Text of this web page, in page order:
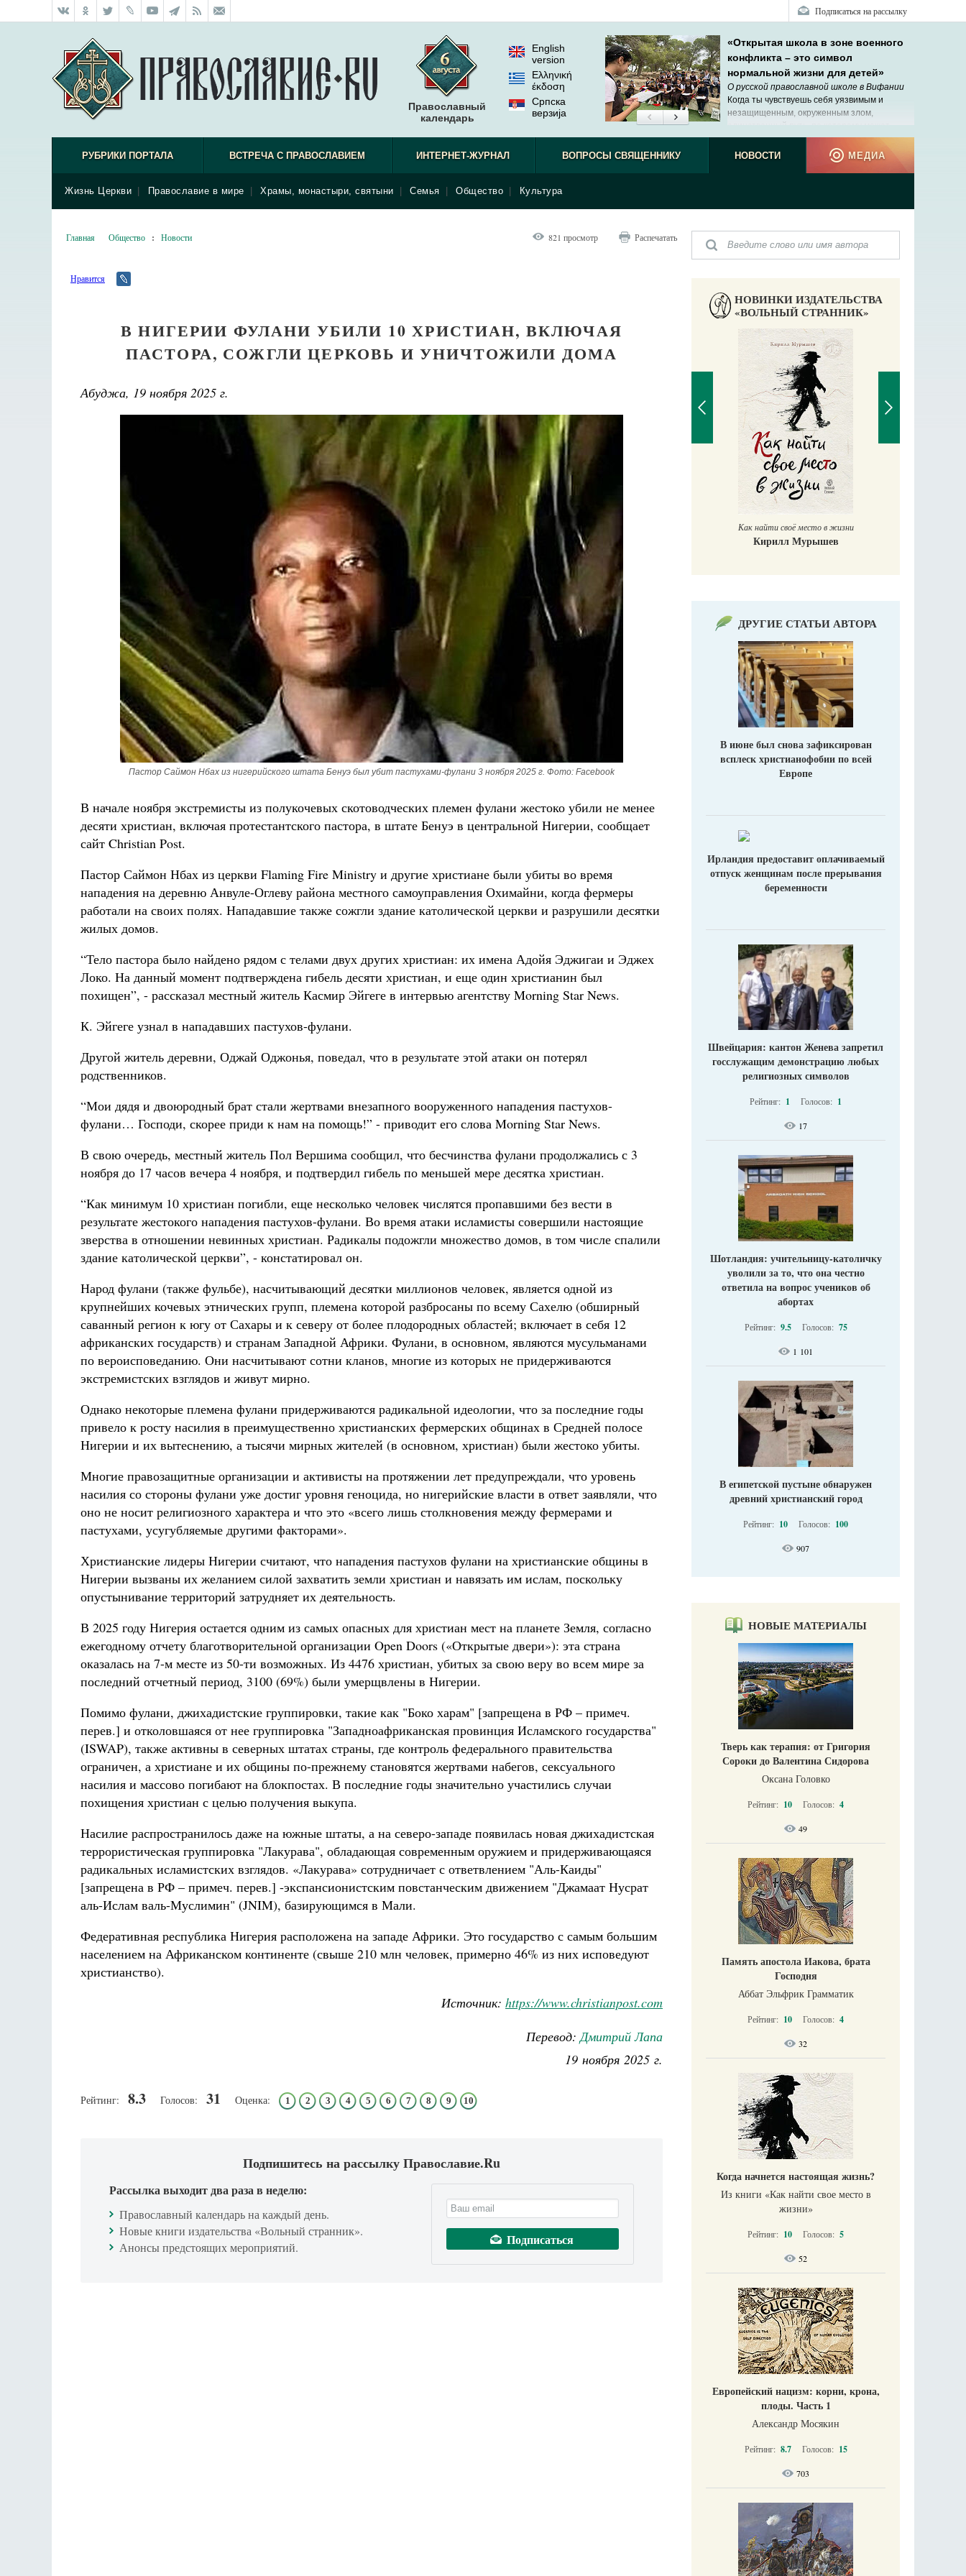
Подписаться на рассылку
Православный
календарь
English
version
Ελληνική
έκδοση
Српска
верзиjа
«Открытая школа в зоне военного
конфликта – это символ
нормальной жизни для детей»
О русской православной школе в Вифании
Когда ты чувствуешь себя уязвимым и
незащищенным, окруженным злом,
прийти помощь, – Господь.
РУБРИКИ ПОРТАЛА ВСТРЕЧА С ПРАВОСЛАВИЕМ ИНТЕРНЕТ-ЖУРНАЛ ВОПРОСЫ СВЯЩЕННИКУ НОВОСТИ
Жизнь Церкви Православие в мире Храмы, монастыри, святыни Семья Общество Культура
МЕДИА
Главная Общество : Новости 821 просмотр Распечатать
Нравится
В НИГЕРИИ ФУЛАНИ УБИЛИ 10 ХРИСТИАН, ВКЛЮЧАЯ
ПАСТОРА, СОЖГЛИ ЦЕРКОВЬ И УНИЧТОЖИЛИ ДОМА
Абуджа, 19 ноября 2025 г.
Пастор Саймон Нбах из нигерийского штата Бенуэ был убит пастухами-фулани 3 ноября 2025 г. Фото: Facebook
В начале ноября экстремисты из полукочевых скотоводческих племен фулани жестоко убили не менее
десяти христиан, включая протестантского пастора, в штате Бенуэ в центральной Нигерии, сообщает
сайт Christian Post.
Пастор Саймон Нбах из церкви Flaming Fire Ministry и другие христиане были убиты во время
нападения на деревню Анвуле-Оглеву района местного самоуправления Охимайни, когда фермеры
работали на своих полях. Нападавшие также сожгли здание католической церкви и разрушили десятки
жилых домов.
“Тело пастора было найдено рядом с телами двух других христиан: их имена Адойя Эджигаи и Эджех
Локо. На данный момент подтверждена гибель десяти христиан, и еще один христианин был
похищен”, - рассказал местный житель Касмир Эйгеге в интервью агентству Morning Star News.
К. Эйгеге узнал в нападавших пастухов-фулани.
Другой житель деревни, Оджай Оджонья, поведал, что в результате этой атаки он потерял
родственников.
“Мои дядя и двоюродный брат стали жертвами внезапного вооруженного нападения пастухов-
фулани… Господи, скорее приди к нам на помощь!” - приводит его слова Morning Star News.
В свою очередь, местный житель Пол Вершима сообщил, что бесчинства фулани продолжались с 3
ноября до 17 часов вечера 4 ноября, и подтвердил гибель по меньшей мере десятка христиан.
“Как минимум 10 христиан погибли, еще несколько человек числятся пропавшими без вести в
результате жестокого нападения пастухов-фулани. Во время атаки исламисты совершили настоящие
зверства в отношении невинных христиан. Радикалы подожгли множество домов, в том числе спалили
здание католической церкви”, - констатировал он.
Народ фулани (также фульбе), насчитывающий десятки миллионов человек, является одной из
крупнейших кочевых этнических групп, племена которой разбросаны по всему Сахелю (обширный
саванный регион к югу от Сахары и к северу от более плодородных областей; включает в себя 12
африканских государств) и странам Западной Африки. Фулани, в основном, являются мусульманами
по вероисповеданию. Они насчитывают сотни кланов, многие из которых не придерживаются
экстремистских взглядов и живут мирно.
Однако некоторые племена фулани придерживаются радикальной идеологии, что за последние годы
привело к росту насилия в преимущественно христианских фермерских общинах в Средней полосе
Нигерии и их вытеснению, а тысячи мирных жителей (в основном, христиан) были жестоко убиты.
Многие правозащитные организации и активисты на протяжении лет предупреждали, что уровень
насилия со стороны фулани уже достиг уровня геноцида, но нигерийские власти в ответ заявляли, что
оно не носит религиозного характера и что это «всего лишь столкновения между фермерами и
пастухами, усугубляемые другими факторами».
Христианские лидеры Нигерии считают, что нападения пастухов фулани на христианские общины в
Нигерии вызваны их желанием силой захватить земли христиан и навязать им ислам, поскольку
опустынивание территорий затрудняет их деятельность.
В 2025 году Нигерия остается одним из самых опасных для христиан мест на планете Земля, согласно
ежегодному отчету благотворительной организации Open Doors («Открытые двери»): эта страна
оказалась на 7-м месте из 50-ти возможных. Из 4476 христиан, убитых за свою веру во всем мире за
последний отчетный период, 3100 (69%) были умерщвлены в Нигерии.
Помимо фулани, джихадистские группировки, такие как "Боко харам" [запрещена в РФ – примеч.
перев.] и отколовшаяся от нее группировка "Западноафриканская провинция Исламского государства"
(ISWAP), также активны в северных штатах страны, где контроль федерального правительства
ограничен, а христиане и их общины по-прежнему становятся жертвами набегов, сексуального
насилия и массово погибают на блокпостах. В последние годы значительно участились случаи
похищения христиан с целью получения выкупа.
Насилие распространилось даже на южные штаты, а на северо-западе появилась новая джихадистская
террористическая группировка "Лакурава", обладающая современным оружием и придерживающаяся
радикальных исламистских взглядов. «Лакурава» сотрудничает с ответвлением "Аль-Каиды"
[запрещена в РФ – примеч. перев.] -экспансионистским повстанческим движением "Джамаат Нусрат
аль-Ислам валь-Муслимин" (JNIM), базирующимся в Мали.
Федеративная республика Нигерия расположена на западе Африки. Это государство с самым большим
населением на Африканском континенте (свыше 210 млн человек, примерно 46% из них исповедуют
христианство).
Источник: https://www.christianpost.com
Перевод:Дмитрий Лапа
19 ноября 2025 г.
Рейтинг: 8.3 Голосов: 31 Оценка: 1 2 3 4 5 6 7 8 9 10
Подпишитесь на рассылку Православие.Ru
Рассылка выходит два раза в неделю:
Православный календарь на каждый день.
Новые книги издательства «Вольный странник».
Анонсы предстоящих мероприятий.
НОВИНКИ ИЗДАТЕЛЬСТВА
«ВОЛЬНЫЙ СТРАННИК»
Как найти своё место в жизни
Кирилл Мурышев
ДРУГИЕ СТАТЬИ АВТОРА
В июне был снова зафиксирован
всплеск христианофобии по всей
Европе
Ирландия предоставит оплачиваемый
отпуск женщинам после прерывания
беременности
Швейцария: кантон Женева запретил
госслужащим демонстрацию любых
религиозных символов
Рейтинг: 1 Голосов: 1
17
Шотландия: учительницу-католичку
уволили за то, что она честно
ответила на вопрос учеников об
абортах
Рейтинг: 9.5 Голосов: 75
1 101
В египетской пустыне обнаружен
древний христианский город
Рейтинг: 10 Голосов: 100
907
НОВЫЕ МАТЕРИАЛЫ
Тверь как терапия: от Григория
Сороки до Валентина Сидорова
Оксана Головко
Рейтинг: 10 Голосов: 4
49
Память апостола Иакова, брата
Господня
Аббат Эльфрик Грамматик
Рейтинг: 10 Голосов: 4
32
Когда начнется настоящая жизнь?
Из книги «Как найти свое место в
жизни​»
Рейтинг: 10 Голосов: 5
52
Европейский нацизм: корни, крона,
плоды. Часть 1
Александр Мосякин
Рейтинг: 8.7 Голосов: 15
703